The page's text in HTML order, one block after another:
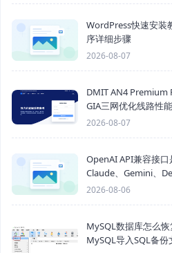
WordPress快速安装
序详细步骤
2026-08-07
DMIT AN4 Premium
GIA三网优化线路性
2026-08-07
OpenAI API兼容接口
Claude、Gemini、
2026-08-06
MySQL数据库怎么
MySQL导入SQL备份